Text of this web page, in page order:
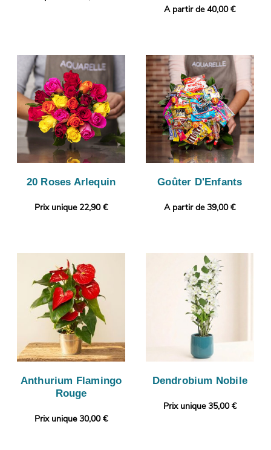
A partir de 40,00 €
20 Roses Arlequin
Prix unique 22,90 €
Goûter D'Enfants
A partir de 39,00 €
Anthurium Flamingo
Rouge
Prix unique 30,00 €
Dendrobium Nobile
Prix unique 35,00 €